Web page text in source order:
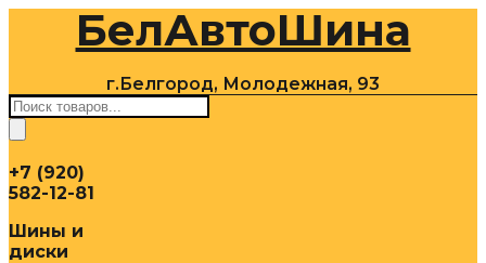
содержимомуБелАвтоШина
г.Белгород, Молодежная, 93
Поиск
товаров
+7 (920)
582-12-81
Шины и
диски